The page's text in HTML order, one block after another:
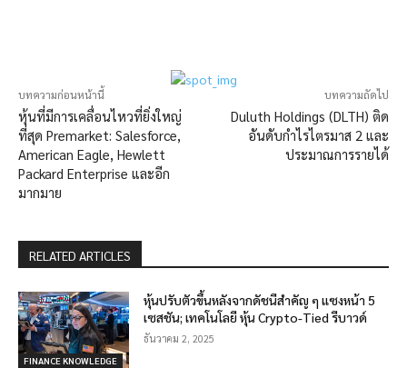
บทความก่อนหน้านี้
หุ้นที่มีการเคลื่อนไหวที่ยิ่งใหญ่
ที่สุด Premarket: Salesforce,
American Eagle, Hewlett
Packard Enterprise และอีก
มากมาย
บทความถัดไป
Duluth Holdings (DLTH) ติด
อันดับกำไรไตรมาส 2 และ
ประมาณการรายได้
RELATED ARTICLES
FINANCE KNOWLEDGE
หุ้นปรับตัวขึ้นหลังจากดัชนีสำคัญ ๆ แซงหน้า 5
เซสชัน; เทคโนโลยี หุ้น Crypto-Tied รีบาวด์
ธันวาคม 2, 2025